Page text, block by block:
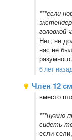
***если
головкой
Нет, не
нас не
разумного.
6 лет
Член 12
вместо
***нужно
сидеть
если